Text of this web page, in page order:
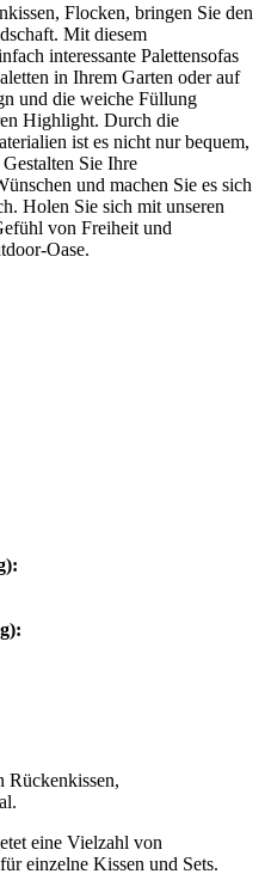
Flocken, bringen Sie den
Mit diesem
interessante Palettensofas
in Ihrem Garten oder auf
und die weiche Füllung
Highlight. Durch die
ist es nicht nur bequem,
Sie Ihre
und machen Sie es sich
Holen Sie sich mit unseren
von Freiheit und
Oase.
eine Vielzahl von
einzelne Kissen und Sets.